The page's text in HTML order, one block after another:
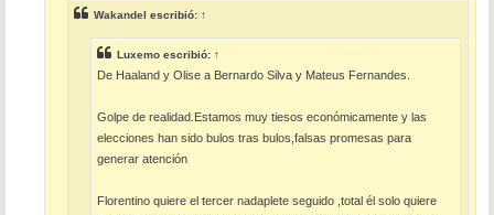
Wakandel escribió: ↑
Luxemo escribió: ↑
De Haaland y Olise a Bernardo Silva y Mateus Fernandes.
Golpe de realidad.Estamos muy tiesos económicamente y las
elecciones han sido bulos tras bulos,falsas promesas para
generar atención
Florentino quiere el tercer nadaplete seguido ,total él solo quiere